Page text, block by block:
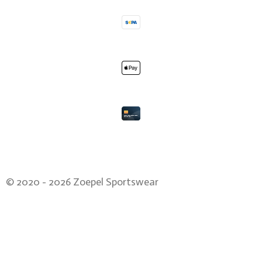
© 2020 - 2026 Zoepel Sportswear